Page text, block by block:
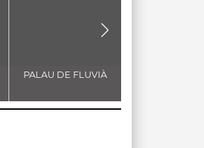
PALAU DE FLUVIÀ